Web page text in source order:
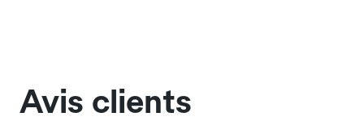
Avis clients